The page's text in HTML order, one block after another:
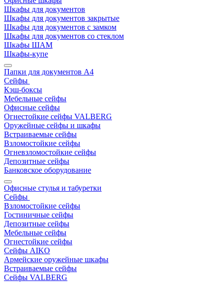
Шкафы для документов
Шкафы для документов закрытые
Шкафы для документов с замком
Шкафы для документов со стеклом
Шкафы ШАМ
Шкафы-купе
Папки для документов A4
Сейфы
Кэш-боксы
Мебельные сейфы
Офисные сейфы
Огнестойкие сейфы VALBERG
Оружейные сейфы и шкафы
Встраиваемые сейфы
Взломостойкие сейфы
Огневзломостойкие сейфы
Депозитные сейфы
Банковское оборудование
Офисные стулья и табуретки
Сейфы
Взломостойкие сейфы
Гостиничные сейфы
Депозитные сейфы
Мебельные сейфы
Огнестойкие сейфы
Сейфы AIKO
Армейские оружейные шкафы
Встраиваемые сейфы
Сейфы VALBERG